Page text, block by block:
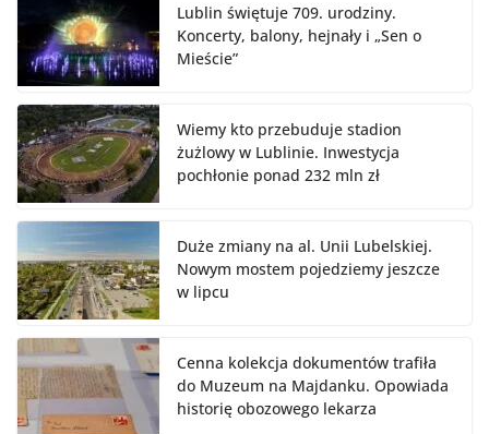
Lublin świętuje 709. urodziny.
Koncerty, balony, hejnały i „Sen o
Mieście”
Wiemy kto przebuduje stadion
żużlowy w Lublinie. Inwestycja
pochłonie ponad 232 mln zł
Duże zmiany na al. Unii Lubelskiej.
Nowym mostem pojedziemy jeszcze
w lipcu
Cenna kolekcja dokumentów trafiła
do Muzeum na Majdanku. Opowiada
historię obozowego lekarza